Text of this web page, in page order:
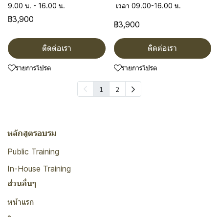
9.00 น. - 16.00 น.
฿3,900
ติดต่อเรา
รายการโปรด
เวลา 09.00-16.00 น.
฿3,900
ติดต่อเรา
รายการโปรด
1 2
หลักสูตรอบรม
Public Training
In-House Training
ส่วนอื่นๆ
หน้าแรก